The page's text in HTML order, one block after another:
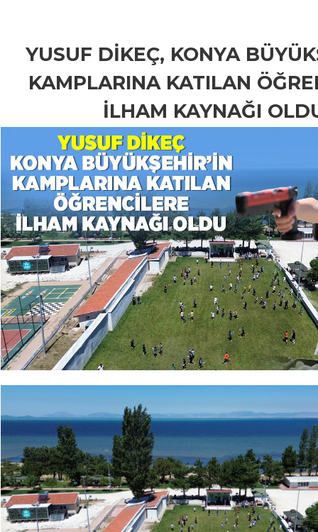
YUSUF DİKEÇ, KONYA
KAMPLARINA KATILAN
İLHAM KAYNAĞI